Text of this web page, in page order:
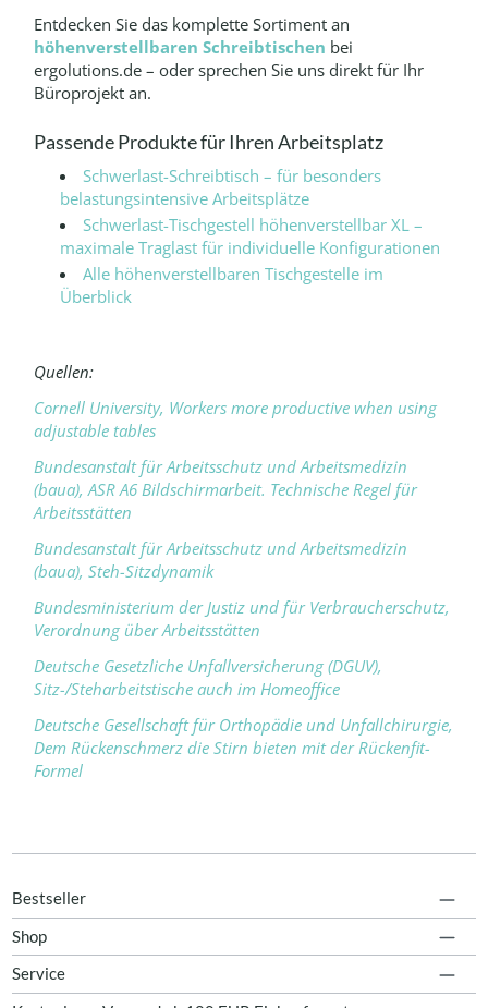
Entdecken Sie das komplette Sortiment an
höhenverstellbaren Schreibtischen bei
ergolutions.de – oder sprechen Sie uns direkt für Ihr
Büroprojekt an.
Passende Produkte für Ihren Arbeitsplatz
Schwerlast-Schreibtisch – für besonders
belastungsintensive Arbeitsplätze
Schwerlast-Tischgestell höhenverstellbar XL –
maximale Traglast für individuelle Konfigurationen
Alle höhenverstellbaren Tischgestelle im
Überblick
Quellen:
Cornell University, Workers more productive when using
adjustable tables
Bundesanstalt für Arbeitsschutz und Arbeitsmedizin
(baua), ASR A6 Bildschirmarbeit. Technische Regel für
Arbeitsstätten
Bundesanstalt für Arbeitsschutz und Arbeitsmedizin
(baua), Steh-Sitzdynamik
Bundesministerium der Justiz und für Verbraucherschutz,
Verordnung über Arbeitsstätten
Deutsche Gesetzliche Unfallversicherung (DGUV),
Sitz-/Steharbeitstische auch im Homeoffice
Deutsche Gesellschaft für Orthopädie und Unfallchirurgie,
Dem Rückenschmerz die Stirn bieten mit der Rückenfit-
Formel
Bestseller
Shop
Service